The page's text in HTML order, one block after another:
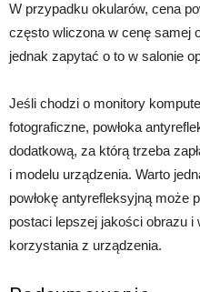
W przypadku okularów, cena
często wliczona w cenę samej
jednak zapytać o to w salonie
Jeśli chodzi o monitory
fotograficzne, powłoka
dodatkową, za którą trzeba
i modelu urządzenia. Warto
powłokę antyrefleksyjną może
postaci lepszej jakości obrazu
korzystania z urządzenia.